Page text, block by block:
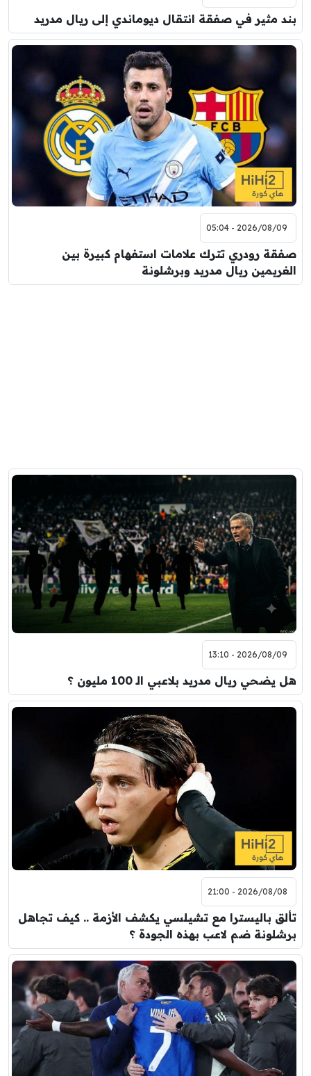
بند مثير في صفقة انتقال ديوماندي إلى ريال مدريد
2026/08/09 - 05:04
صفقة رودري تترك علامات استفهام كبيرة بين
الغريمين ريال مدريد وبرشلونة
2026/08/09 - 13:10
هل يضحي ريال مدريد بلاعبي الـ 100 مليون ؟
2026/08/08 - 21:00
تألق باليسترا مع تشيلسي يكشف الأزمة .. كيف تجاهل
برشلونة ضم لاعب بهذه الجودة ؟